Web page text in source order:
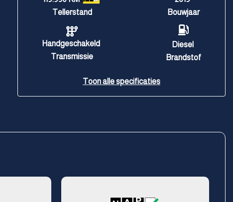
Tellerstand
Handgeschakeld
Transmissie
Bouwjaar
Diesel
Brandstof
Toon alle specificaties